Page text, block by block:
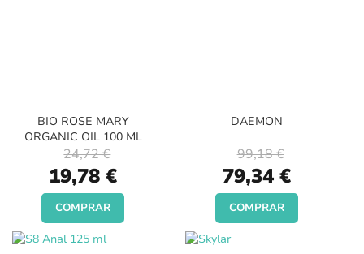
BIO ROSE MARY
ORGANIC OIL 100 ML
Special
Price
19,78 €
24,72 €
COMPRAR
DAEMON
Special
Price
79,34 €
99,18 €
COMPRAR